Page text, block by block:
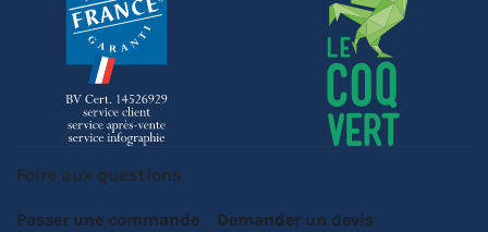
Foire aux questions
Passer une commande
Demander un devis